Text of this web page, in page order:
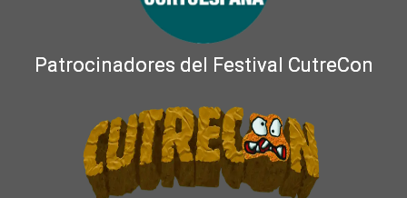
Patrocinadores del Festival CutreCon